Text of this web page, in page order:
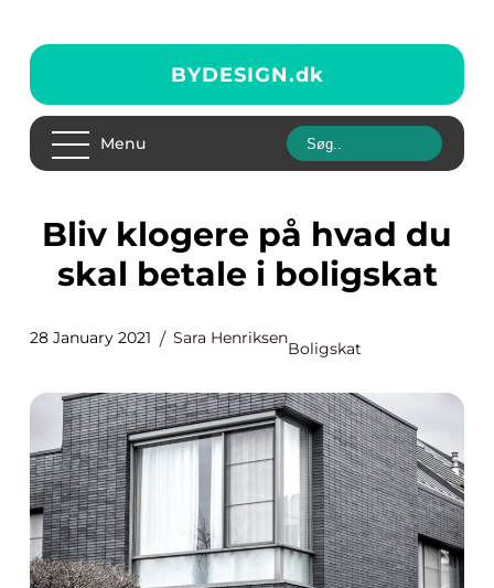
BYDESIGN.dk
Menu
Bliv klogere på hvad du
skal betale i boligskat
28 January 2021 Sara Henriksen
Boligskat